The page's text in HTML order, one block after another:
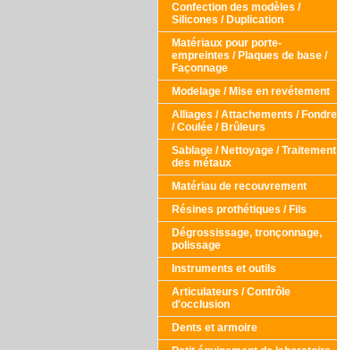
Confection des modèles /
Silicones / Duplication
Matériaux pour porte-
empreintes / Plaques de base /
Façonnage
Modelage / Mise en revétement
Alliages / Attachements / Fondre
/ Coulée / Brûleurs
Sablage / Nettoyage / Traitement
des métaux
Matériau de recouvrement
Résines prothétiques / Fils
Dégrossissage, tronçonnage,
polissage
Instruments et outils
Articulateurs / Contrôle
d'occlusion
Dents et armoire